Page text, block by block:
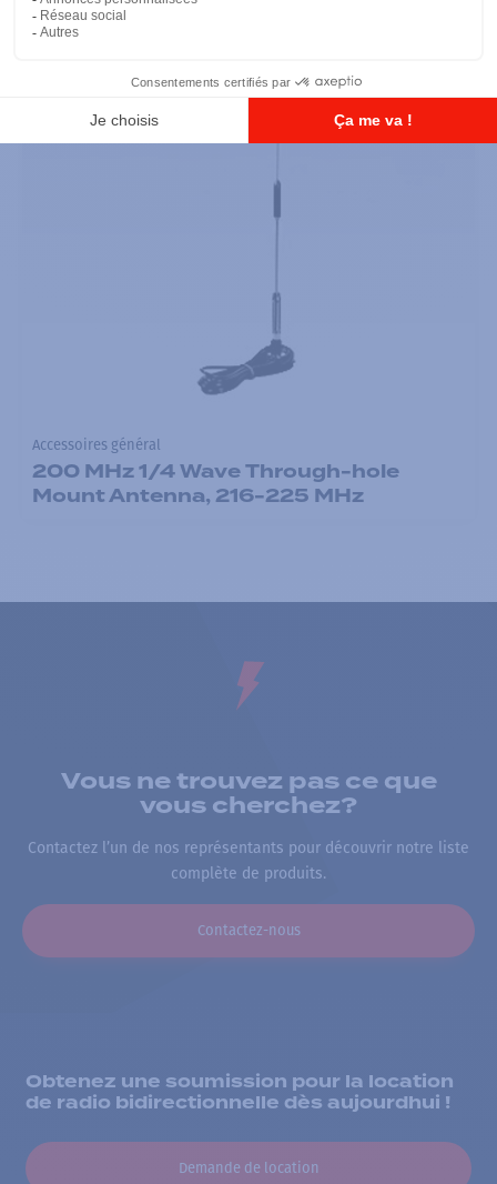
Accessoires général
200 MHz 1/4 Wave Through-hole
Mount Antenna, 216-225 MHz
Vous ne trouvez pas ce que
vous cherchez?
Contactez l’un de nos représentants pour découvrir notre liste
complète de produits.
Contactez-nous
Obtenez une soumission pour la location
de radio bidirectionnelle dès aujourdhui !
Demande de location